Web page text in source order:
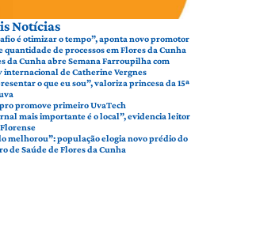
Notícias
é otimizar o tempo”, aponta novo promotor
quantidade de processos em Flores da Cunha
da Cunha abre Semana Farroupilha com
internacional de Catherine Vergnes
o que eu sou”, valoriza princesa da 15ª
promove primeiro UvaTech
mais importante é o local”, evidencia leitor
melhorou”: população elogia novo prédio do
de Saúde de Flores da Cunha